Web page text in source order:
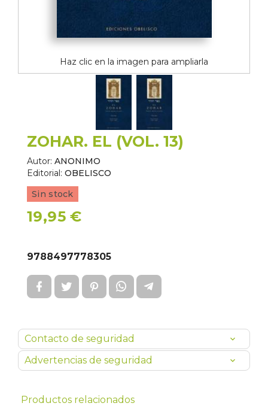
Haz clic en la imagen para ampliarla
ZOHAR. EL (VOL. 13)
Autor: ANONIMO
Editorial: OBELISCO
Sin stock
19,95 €
9788497778305
Contacto de seguridad
Advertencias de seguridad
Productos relacionados